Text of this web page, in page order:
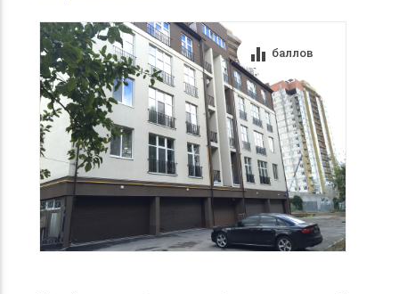
equalizer баллов